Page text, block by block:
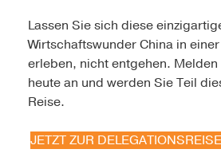
Lassen Sie sich diese
Wirtschaftswunder China in
erleben, nicht entgehen.
heute an und werden Sie Teil
Reise.
JETZT ZUR